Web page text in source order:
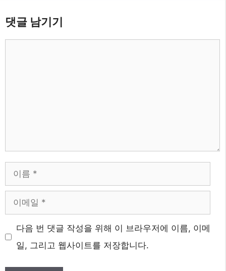
댓글 남기기
름
메
일 다음 번 댓글 작성을 위해 이 브라우저에 이름, 이메
일, 그리고 웹사이트를 저장합니다.